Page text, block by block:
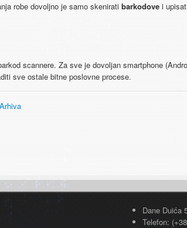
robe dovoljno je samo skenirati barkodove i
scannere. Za sve je dovoljan smartphone
sve ostale bitne poslovne procese.
Arhiva
Dane Duića
Telefon: